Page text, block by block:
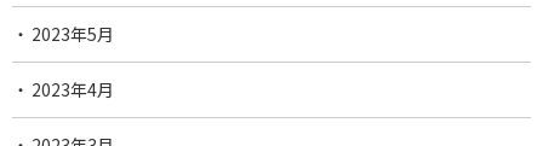
2023年5月
2023年4月